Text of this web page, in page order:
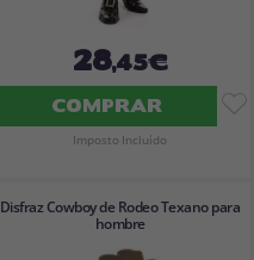
28,45€
COMPRAR
Imposto Incluído
Disfraz Cowboy de Rodeo Texano para
hombre